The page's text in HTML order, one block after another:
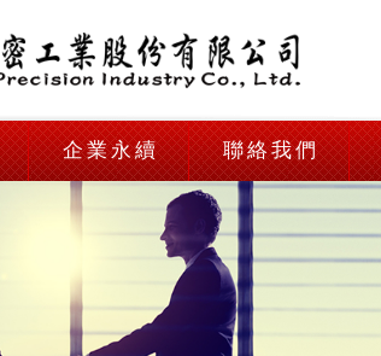
企業永續 聯絡我們